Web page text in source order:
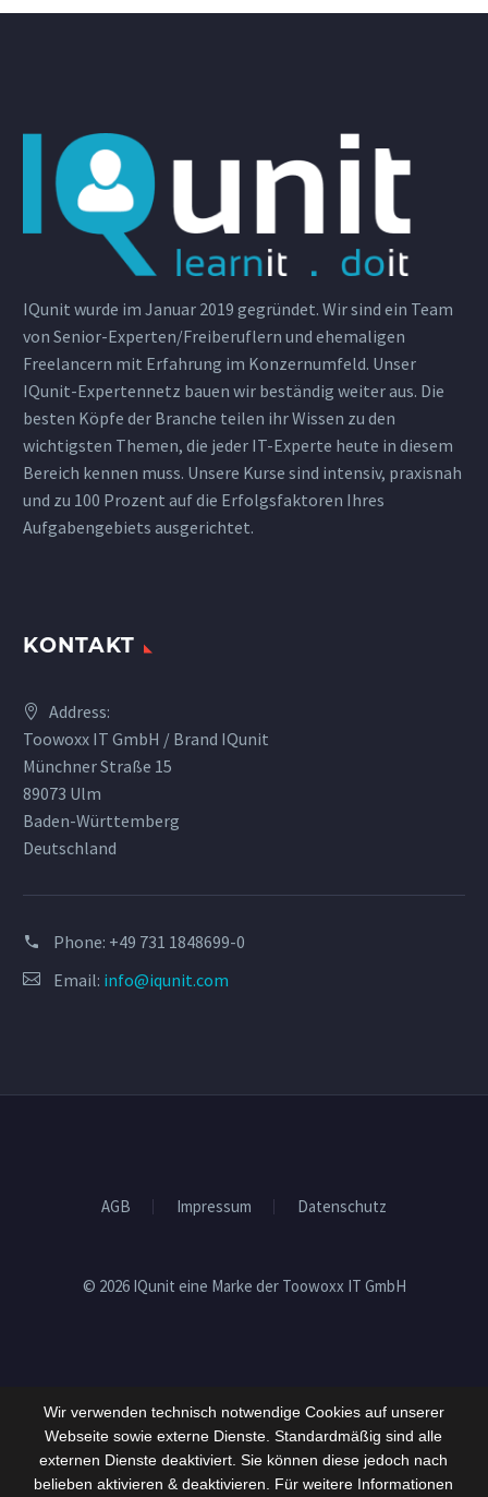
IQunit wurde im Januar 2019 gegründet. Wir sind ein Team
von Senior-Experten/Freiberuflern und ehemaligen
Freelancern mit Erfahrung im Konzernumfeld. Unser
IQunit-Expertennetz bauen wir beständig weiter aus. Die
besten Köpfe der Branche teilen ihr Wissen zu den
wichtigsten Themen, die jeder IT-Experte heute in diesem
Bereich kennen muss. Unsere Kurse sind intensiv, praxisnah
und zu 100 Prozent auf die Erfolgsfaktoren Ihres
Aufgabengebiets ausgerichtet.
KONTAKT
Address:
Toowoxx IT GmbH / Brand IQunit
Münchner Straße 15
89073 Ulm
Baden-Württemberg
Deutschland
Phone: +49 731 1848699-0
Email: info@iqunit.com
AGB Impressum Datenschutz
© 2026 IQunit eine Marke der Toowoxx IT GmbH
Wir verwenden technisch notwendige Cookies auf unserer
Webseite sowie externe Dienste. Standardmäßig sind alle
externen Dienste deaktiviert. Sie können diese jedoch nach
belieben aktivieren & deaktivieren. Für weitere Informationen